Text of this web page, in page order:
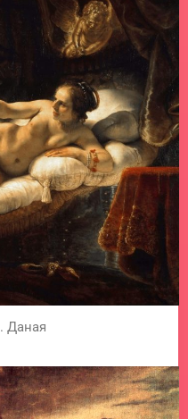
Даная